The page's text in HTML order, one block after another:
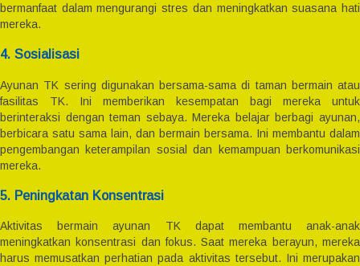
bermanfaat dalam mengurangi stres dan meningkatkan suasana hati
mereka.
4. Sosialisasi
Ayunan TK sering digunakan bersama-sama di taman bermain atau
fasilitas TK. Ini memberikan kesempatan bagi mereka untuk
berinteraksi dengan teman sebaya. Mereka belajar berbagi ayunan,
berbicara satu sama lain, dan bermain bersama. Ini membantu dalam
pengembangan keterampilan sosial dan kemampuan berkomunikasi
mereka.
5. Peningkatan Konsentrasi
Aktivitas bermain ayunan TK dapat membantu anak-anak
meningkatkan konsentrasi dan fokus. Saat mereka berayun, mereka
harus memusatkan perhatian pada aktivitas tersebut. Ini merupakan